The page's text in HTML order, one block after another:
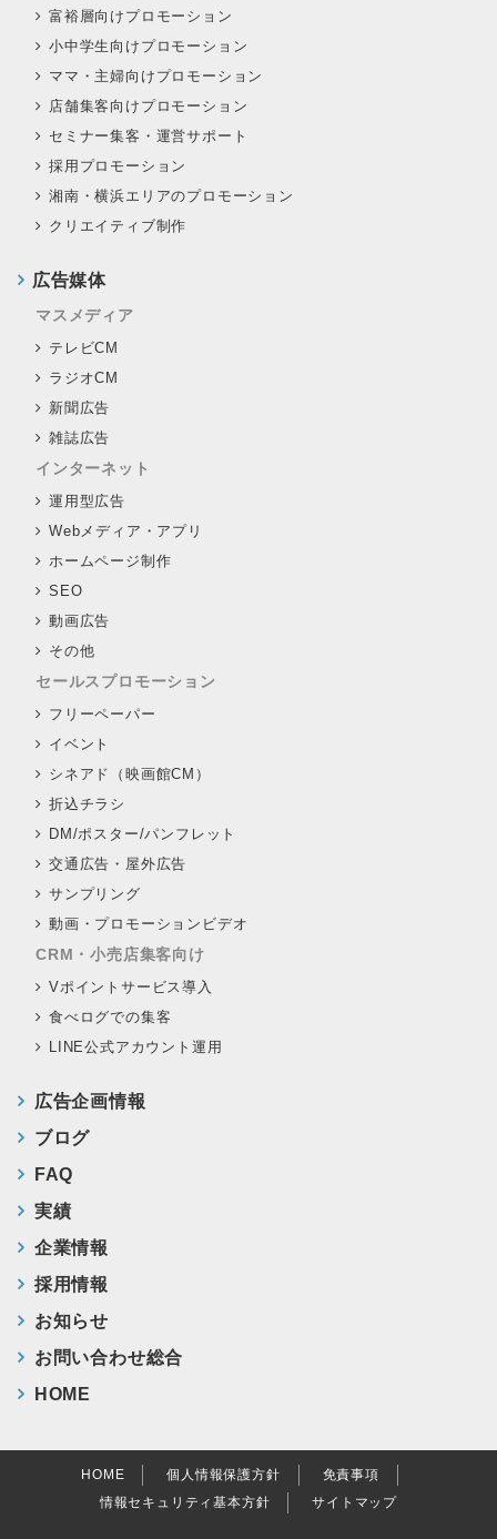
富裕層向けプロモーション
小中学生向けプロモーション
ママ・主婦向けプロモーション
店舗集客向けプロモーション
セミナー集客・運営サポート
採用プロモーション
湘南・横浜エリアのプロモーション
クリエイティブ制作
広告媒体
マスメディア
テレビCM
ラジオCM
新聞広告
雑誌広告
インターネット
運用型広告
Webメディア・アプリ
ホームページ制作
SEO
動画広告
その他
セールスプロモーション
フリーペーパー
イベント
シネアド（映画館CM）
折込チラシ
DM/ポスター/パンフレット
交通広告・屋外広告
サンプリング
動画・プロモーションビデオ
CRM・小売店集客向け
Vポイントサービス導入
食べログでの集客
LINE公式アカウント運用
広告企画情報
ブログ
FAQ
実績
企業情報
採用情報
お知らせ
お問い合わせ総合
HOME
HOME 個人情報保護方針
免責事項
情報セキュリティ基本方針
サイトマップ